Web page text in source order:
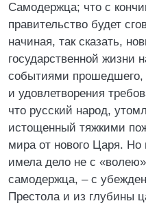
Самодержца; что с
правительство будет
начиная, так сказать,
государственной жизни
событиями прошедшего,
и удовлетворения
что русский народ,
истощенный тяжкими
мира от нового Царя.
имела дело не с
самодержца, – с
Престола и из глубины